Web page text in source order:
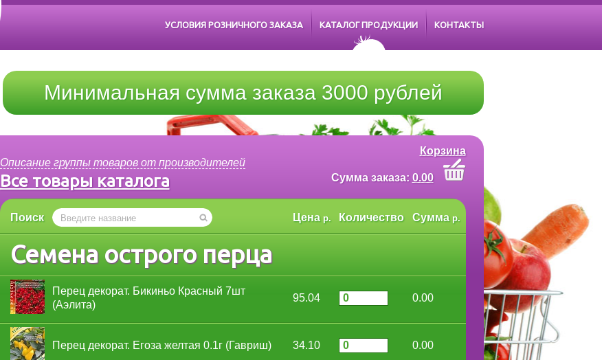
УСЛОВИЯ РОЗНИЧНОГО ЗАКАЗА КАТАЛОГ ПРОДУКЦИИ КОНТАКТЫ
Минимальная сумма заказа 3000 рублей
Описание группы товаров от производителей
Все товары каталога
Корзина
Cумма заказа: 0.00
Поиск Цена р. Количество Сумма р.
Семена острого перца
Перец декорат. Бикиньо Красный 7шт
(Аэлита)
95.04 0.00
Перец декорат. Егоза желтая 0.1г (Гавриш) 34.10 0.00